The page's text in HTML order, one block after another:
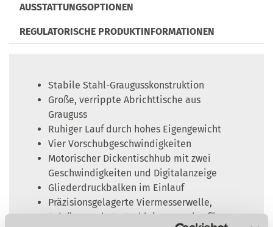
AUSSTATTUNGSOPTIONEN
REGULATORISCHE PRODUKTINFORMATIONEN
Stabile Stahl-Graugusskonstruktion
Große, verrippte Abrichttische aus
Grauguss
Ruhiger Lauf durch hohes Eigengewicht
Vier Vorschubgeschwindigkeiten
Motorischer Dickentischhub mit zwei
Geschwindigkeiten und Digitalanzeige
Gliederdruckbalken im Einlauf
Präzisionsgelagerte Viermesserwelle,
Schrägverzahnte Stahleinzugswalze für